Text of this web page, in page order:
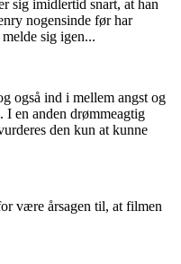
sig imidlertid snart, at han
nogensinde før har
sig igen...
også ind i mellem angst og
I en anden drømmeagtig
den kun at kunne
være årsagen til, at filmen